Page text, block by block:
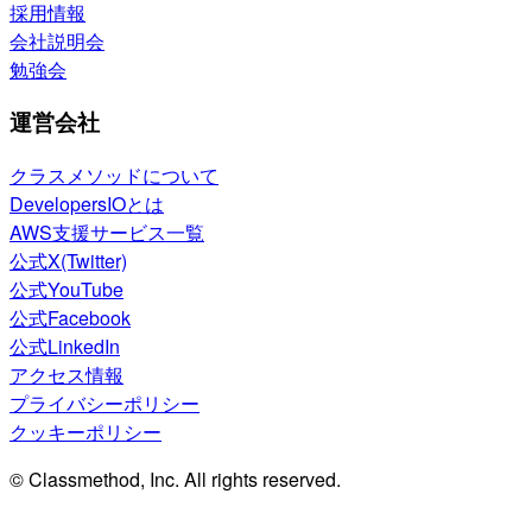
採用情報
会社説明会
勉強会
運営会社
クラスメソッドについて
DevelopersIOとは
AWS支援サービス一覧
公式X(Twitter)
公式YouTube
公式Facebook
公式LinkedIn
アクセス情報
プライバシーポリシー
クッキーポリシー
© Classmethod, Inc. All rights reserved.